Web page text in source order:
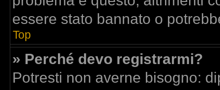
essere stato bannato o
Top
» Perché devo registrarmi?
Potresti non averne bisogno: